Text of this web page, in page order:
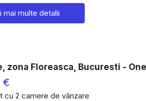
mai multe detalii
zona Floreasca, Bucuresti -
€
cu 2 camere de vânzare